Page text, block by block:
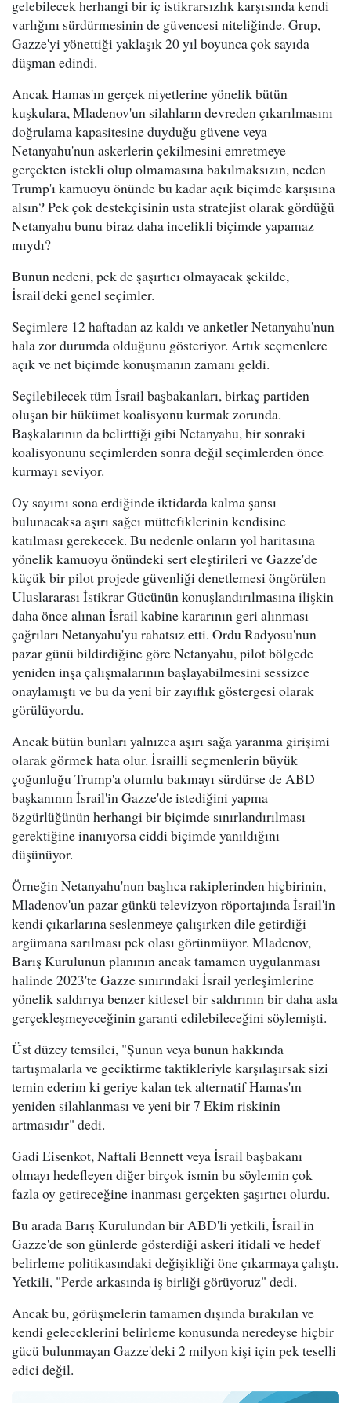
gelebilecek herhangi bir iç istikrarsızlık karşısında kendi
varlığını sürdürmesinin de güvencesi niteliğinde. Grup,
Gazze'yi yönettiği yaklaşık 20 yıl boyunca çok sayıda
düşman edindi.
Ancak Hamas'ın gerçek niyetlerine yönelik bütün
kuşkulara, Mladenov'un silahların devreden çıkarılmasını
doğrulama kapasitesine duyduğu güvene veya
Netanyahu'nun askerlerin çekilmesini emretmeye
gerçekten istekli olup olmamasına bakılmaksızın, neden
Trump'ı kamuoyu önünde bu kadar açık biçimde karşısına
alsın? Pek çok destekçisinin usta stratejist olarak gördüğü
Netanyahu bunu biraz daha incelikli biçimde yapamaz
mıydı?
Bunun nedeni, pek de şaşırtıcı olmayacak şekilde,
İsrail'deki genel seçimler.
Seçimlere 12 haftadan az kaldı ve anketler Netanyahu'nun
hala zor durumda olduğunu gösteriyor. Artık seçmenlere
açık ve net biçimde konuşmanın zamanı geldi.
Seçilebilecek tüm İsrail başbakanları, birkaç partiden
oluşan bir hükümet koalisyonu kurmak zorunda.
Başkalarının da belirttiği gibi Netanyahu, bir sonraki
koalisyonunu seçimlerden sonra değil seçimlerden önce
kurmayı seviyor.
Oy sayımı sona erdiğinde iktidarda kalma şansı
bulunacaksa aşırı sağcı müttefiklerinin kendisine
katılması gerekecek. Bu nedenle onların yol haritasına
yönelik kamuoyu önündeki sert eleştirileri ve Gazze'de
küçük bir pilot projede güvenliği denetlemesi öngörülen
Uluslararası İstikrar Gücünün konuşlandırılmasına ilişkin
daha önce alınan İsrail kabine kararının geri alınması
çağrıları Netanyahu'yu rahatsız etti. Ordu Radyosu'nun
pazar günü bildirdiğine göre Netanyahu, pilot bölgede
yeniden inşa çalışmalarının başlayabilmesini sessizce
onaylamıştı ve bu da yeni bir zayıflık göstergesi olarak
görülüyordu.
Ancak bütün bunları yalnızca aşırı sağa yaranma girişimi
olarak görmek hata olur. İsrailli seçmenlerin büyük
çoğunluğu Trump'a olumlu bakmayı sürdürse de ABD
başkanının İsrail'in Gazze'de istediğini yapma
özgürlüğünün herhangi bir biçimde sınırlandırılması
gerektiğine inanıyorsa ciddi biçimde yanıldığını
düşünüyor.
Örneğin Netanyahu'nun başlıca rakiplerinden hiçbirinin,
Mladenov'un pazar günkü televizyon röportajında İsrail'in
kendi çıkarlarına seslenmeye çalışırken dile getirdiği
argümana sarılması pek olası görünmüyor. Mladenov,
Barış Kurulunun planının ancak tamamen uygulanması
halinde 2023'te Gazze sınırındaki İsrail yerleşimlerine
yönelik saldırıya benzer kitlesel bir saldırının bir daha asla
gerçekleşmeyeceğinin garanti edilebileceğini söylemişti.
Üst düzey temsilci, "Şunun veya bunun hakkında
tartışmalarla ve geciktirme taktikleriyle karşılaşırsak sizi
temin ederim ki geriye kalan tek alternatif Hamas'ın
yeniden silahlanması ve yeni bir 7 Ekim riskinin
artmasıdır" dedi.
Gadi Eisenkot, Naftali Bennett veya İsrail başbakanı
olmayı hedefleyen diğer birçok ismin bu söylemin çok
fazla oy getireceğine inanması gerçekten şaşırtıcı olurdu.
Bu arada Barış Kurulundan bir ABD'li yetkili, İsrail'in
Gazze'de son günlerde gösterdiği askeri itidali ve hedef
belirleme politikasındaki değişikliği öne çıkarmaya çalıştı.
Yetkili, "Perde arkasında iş birliği görüyoruz" dedi.
Ancak bu, görüşmelerin tamamen dışında bırakılan ve
kendi geleceklerini belirleme konusunda neredeyse hiçbir
gücü bulunmayan Gazze'deki 2 milyon kişi için pek teselli
edici değil.